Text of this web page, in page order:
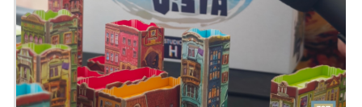
Combattez toute une ménagerie de
monstres issus du Mythe.
Emission présentée parAlex&Zephiriel
Générique parAdrien Larouzée
Twitter@ledefausse